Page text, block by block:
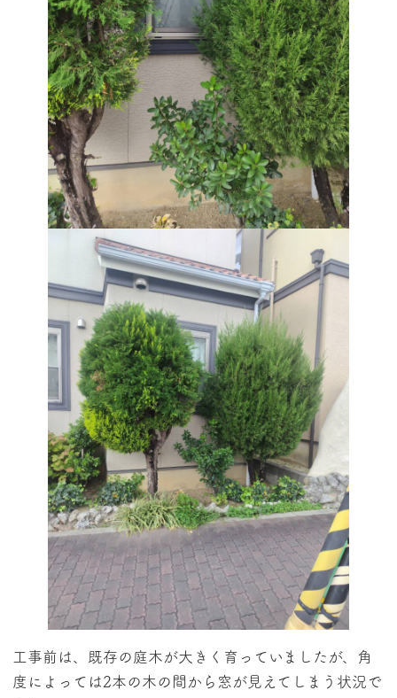
工事前は、既存の庭木が大きく育っていましたが、角
度によっては2本の木の間から窓が見えてしまう状況で